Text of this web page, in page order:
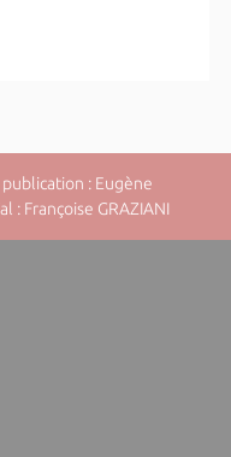
: Eugène
Françoise GRAZIANI